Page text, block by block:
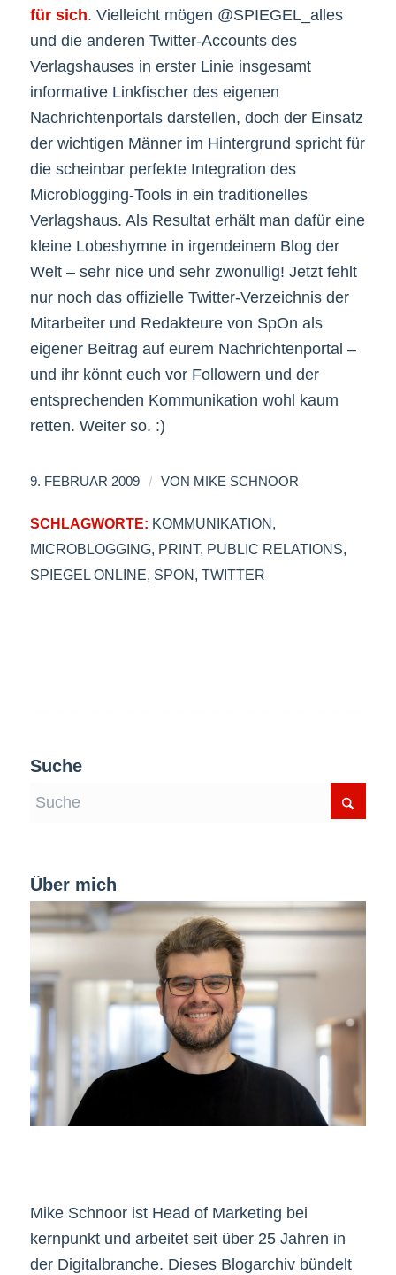
für sich. Vielleicht mögen @SPIEGEL_alles
und die anderen Twitter-Accounts des
Verlagshauses in erster Linie insgesamt
informative Linkfischer des eigenen
Nachrichtenportals darstellen, doch der Einsatz
der wichtigen Männer im Hintergrund spricht für
die scheinbar perfekte Integration des
Microblogging-Tools in ein traditionelles
Verlagshaus. Als Resultat erhält man dafür eine
kleine Lobeshymne in irgendeinem Blog der
Welt – sehr nice und sehr zwonullig! Jetzt fehlt
nur noch das offizielle Twitter-Verzeichnis der
Mitarbeiter und Redakteure von SpOn als
eigener Beitrag auf eurem Nachrichtenportal –
und ihr könnt euch vor Followern und der
entsprechenden Kommunikation wohl kaum
retten. Weiter so. :)
9. FEBRUAR 2009 / VON MIKE SCHNOOR
SCHLAGWORTE: KOMMUNIKATION,
MICROBLOGGING, PRINT, PUBLIC RELATIONS,
SPIEGEL ONLINE, SPON, TWITTER
Suche
Über mich
Mike Schnoor ist Head of Marketing bei
kernpunkt und arbeitet seit über 25 Jahren in
der Digitalbranche. Dieses Blogarchiv bündelt